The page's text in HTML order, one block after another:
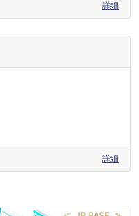
詳細
詳細